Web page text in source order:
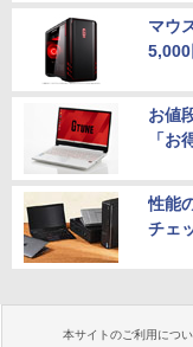
マウ
5,000
お値
「お
性能
チェ
本サイトのご利用につ